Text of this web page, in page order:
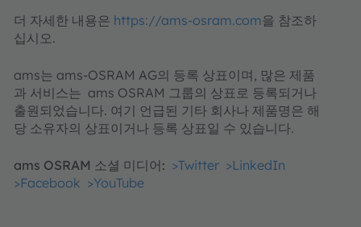
더 자세한 내용은 https://ams-osram.com을 참조하
십시오.
ams는 ams-OSRAM AG의 등록 상표이며, 많은 제품
과 서비스는 ams OSRAM 그룹의 상표로 등록되거나
출원되었습니다. 여기 언급된 기타 회사나 제품명은 해
당 소유자의 상표이거나 등록 상표일 수 있습니다.
ams OSRAM 소셜 미디어: >Twitter >LinkedIn
>Facebook >YouTube